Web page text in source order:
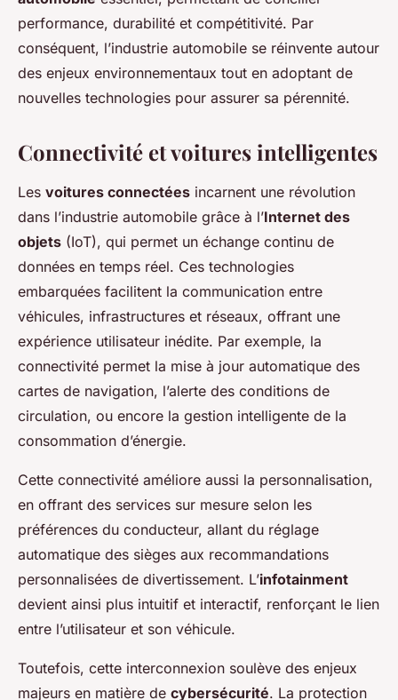
performance, durabilité et compétitivité. Par
conséquent, l’industrie automobile se réinvente autour
des enjeux environnementaux tout en adoptant de
nouvelles technologies pour assurer sa pérennité.
Connectivité et voitures intelligentes
Les voitures connectées incarnent une révolution
dans l’industrie automobile grâce à l’Internet des
objets (IoT), qui permet un échange continu de
données en temps réel. Ces technologies
embarquées facilitent la communication entre
véhicules, infrastructures et réseaux, offrant une
expérience utilisateur inédite. Par exemple, la
connectivité permet la mise à jour automatique des
cartes de navigation, l’alerte des conditions de
circulation, ou encore la gestion intelligente de la
consommation d’énergie.
Cette connectivité améliore aussi la personnalisation,
en offrant des services sur mesure selon les
préférences du conducteur, allant du réglage
automatique des sièges aux recommandations
personnalisées de divertissement. L’infotainment
devient ainsi plus intuitif et interactif, renforçant le lien
entre l’utilisateur et son véhicule.
Toutefois, cette interconnexion soulève des enjeux
majeurs en matière de cybersécurité. La protection